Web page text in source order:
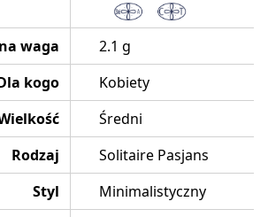
waga
2.1 g
kogo
Kobiety
Średni
Rodzaj
Solitaire Pasjans
Styl
Minimalistyczny